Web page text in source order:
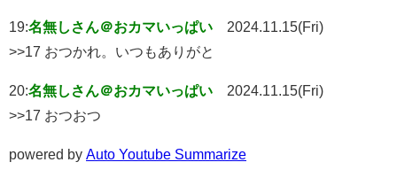
19:名無しさん＠おカマいっぱい
2024.11.15(Fri)
>>17 おつかれ。いつもありがと
20:名無しさん＠おカマいっぱい
2024.11.15(Fri)
>>17 おつおつ
powered by Auto Youtube Summarize